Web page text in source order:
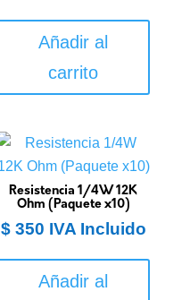
Añadir al
carrito
Resistencia 1/4W 12K
Ohm (Paquete x10)
$350 IVA Incluido
Añadir al